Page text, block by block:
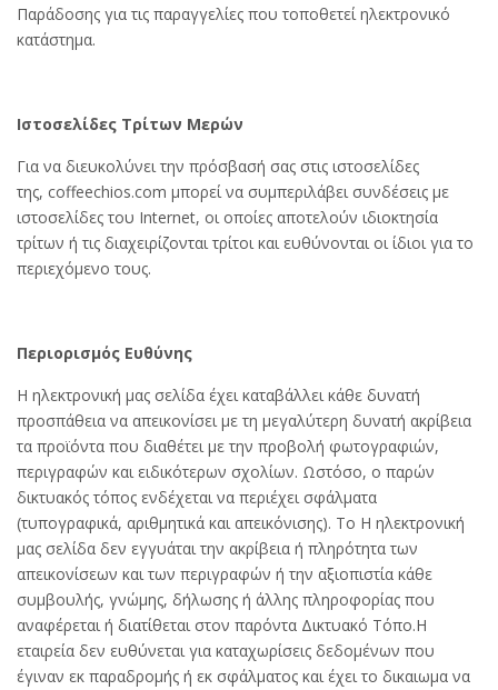
Παράδοσης για τις παραγγελίες που τοποθετεί ηλεκτρονικό
κατάστημα.
Ιστοσελίδες Τρίτων Μερών
Για να διευκολύνει την πρόσβασή σας στις ιστοσελίδες
της, coffeechios.com μπορεί να συμπεριλάβει συνδέσεις με
ιστοσελίδες του Internet, οι οποίες αποτελούν ιδιοκτησία
τρίτων ή τις διαχειρίζονται τρίτοι και ευθύνονται οι ίδιοι για το
περιεχόμενο τους.
Περιορισμός Ευθύνης
Η ηλεκτρονική μας σελίδα έχει καταβάλλει κάθε δυνατή
προσπάθεια να απεικονίσει με τη μεγαλύτερη δυνατή ακρίβεια
τα προϊόντα που διαθέτει με την προβολή φωτογραφιών,
περιγραφών και ειδικότερων σχολίων. Ωστόσο, ο παρών
δικτυακός τόπος ενδέχεται να περιέχει σφάλματα
(τυπογραφικά, αριθμητικά και απεικόνισης). To Η ηλεκτρονική
μας σελίδα δεν εγγυάται την ακρίβεια ή πληρότητα των
απεικονίσεων και των περιγραφών ή την αξιοπιστία κάθε
συμβουλής, γνώμης, δήλωσης ή άλλης πληροφορίας που
αναφέρεται ή διατίθεται στον παρόντα Δικτυακό Τόπο.Η
εταιρεία δεν ευθύνεται για καταχωρίσεις δεδομένων που
έγιναν εκ παραδρομής ή εκ σφάλματος και έχει το δικαιωμα να